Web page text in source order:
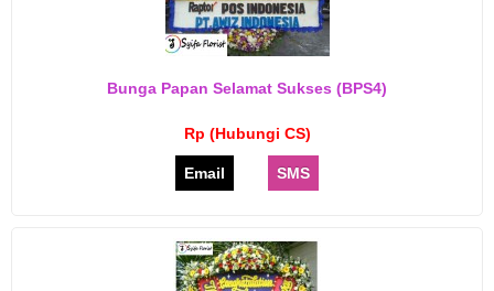
Bunga Papan Selamat Sukses (BPS4)
Rp (Hubungi CS)
Email SMS